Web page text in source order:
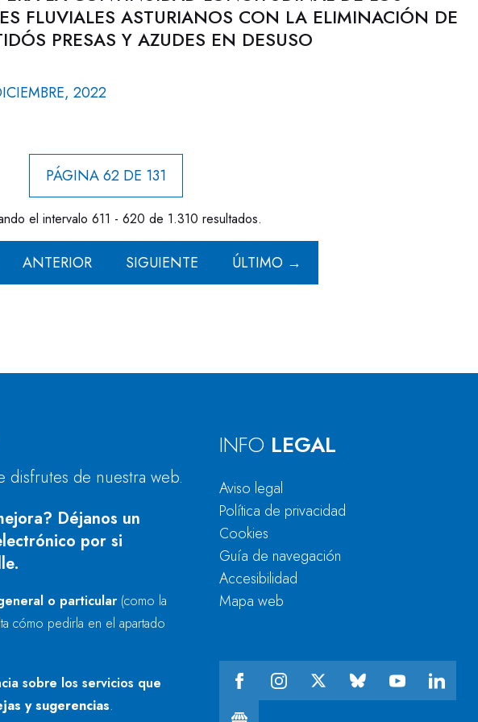
FLUVIALES ASTURIANOS CON LA ELIMINACIÓN DE
PRESAS Y AZUDES EN DESUSO
2022
PÁGINA 62 DE 131
el intervalo 611 - 620 de 1.310 resultados.
ANTERIOR SIGUIENTE ÚLTIMO →
disfrutes de nuestra web.
Déjanos un
por si
o particular (como la
cómo pedirla en el apartado
sobre los servicios que
y sugerencias.
INFO LEGAL
Aviso legal
Política de privacidad
Cookies
Guía de navegación
Accesibilidad
Mapa web